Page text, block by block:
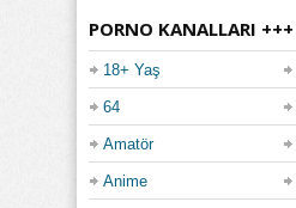
PORNO KANALLARI +++
18+ Yaş
64
Amatör
Anime